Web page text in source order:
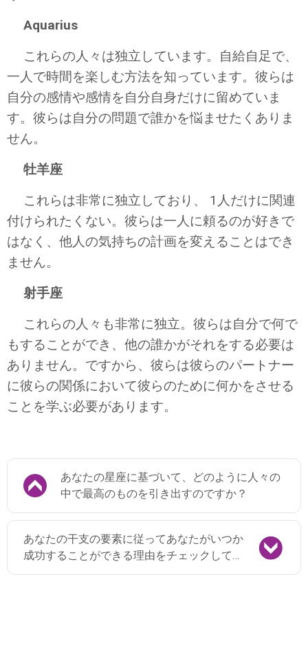
Aquarius
これらの人々は独立しています。自給自足で、
一人で時間を楽しむ方法を知っています。彼らは
自分の感情や感情を自分自身だけに留めていま
す。彼らは自分の問題で誰かを悩ませたくありま
せん。
牡羊座
これらは非常に独立しており、 1人だけに関連
付けられたくない。彼らは一人に頼るのが好きで
はなく、他人の気持ちの計画を変えることはでき
ません。
射手座
これらの人々も非常に独立。彼らは自分で何で
もすることができ、他の誰かがそれをする必要は
ありません。ですから、彼らは彼らのパートナー
に彼らの関係において彼らのために何かをさせる
ことを学ぶ必要があります。
あなたの星座に基づいて、どのように人々の
中で最高のものを引き出すのですか？
あなたの干支の要素に従ってあなたがいつか
成功することができる理由をチェックしてく
ださい